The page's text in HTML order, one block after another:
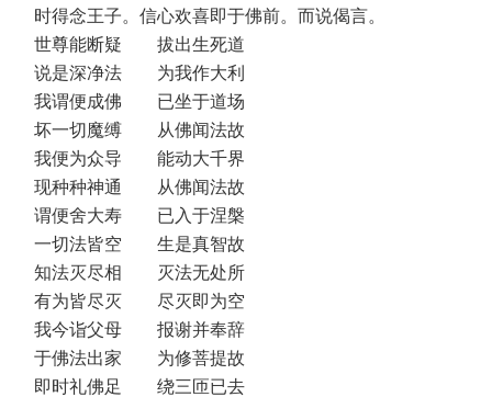
时得念王子。信心欢喜即于佛前。而说偈言。
世尊能断疑 拔出生死道
说是深净法 为我作大利
我谓便成佛 已坐于道场
坏一切魔缚 从佛闻法故
我便为众导 能动大千界
现种种神通 从佛闻法故
谓便舍大寿 已入于涅槃
一切法皆空 生是真智故
知法灭尽相 灭法无处所
有为皆尽灭 尽灭即为空
我今诣父母 报谢并奉辞
于佛法出家 为修菩提故
即时礼佛足 绕三匝已去